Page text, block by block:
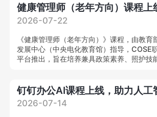
2026-07-22
《健康管理师（老年方向）》课程，由教育
发展中心（中央电化教育馆）指导，COSE
平台推出，旨在培养兼具政策素养、照护技
2026-07-14